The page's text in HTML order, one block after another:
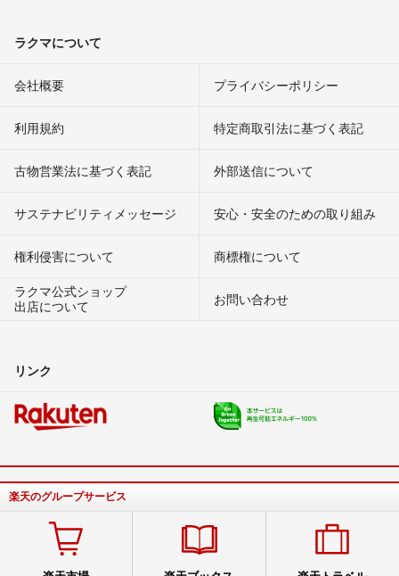
ラクマについて
会社概要 プライバシーポリシー
利用規約 特定商取引法に基づく表記
古物営業法に基づく表記 外部送信について
サステナビリティメッセージ 安心・安全のための取り組み
権利侵害について
商標権について
ラクマ公式ショップ
出店について
お問い合わせ
リンク
楽天のグループサービス